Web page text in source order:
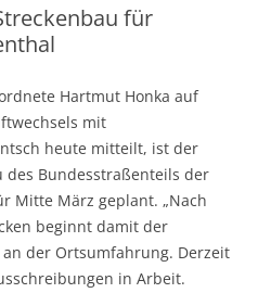
für
Hartmut Honka auf
mit
heute mitteilt, ist der
des Bundesstraßenteils der
Mitte März geplant. „Nach
beginnt damit der
der Ortsumfahrung. Derzeit
in Arbeit.